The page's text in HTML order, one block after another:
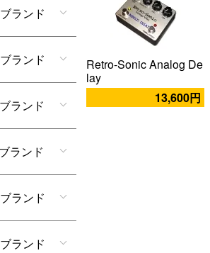
Retro-Sonic Analog De
lay
13,600円
ランド
ランド
ランド
ランド
ランド
ランド